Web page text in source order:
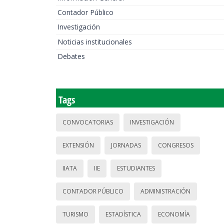
Contador Público
Investigación
Noticias institucionales
Debates
Tags
CONVOCATORIAS INVESTIGACIÓN
EXTENSIÓN JORNADAS CONGRESOS
IIATA IIE ESTUDIANTES
CONTADOR PÚBLICO ADMINISTRACIÓN
TURISMO ESTADÍSTICA ECONOMÍA